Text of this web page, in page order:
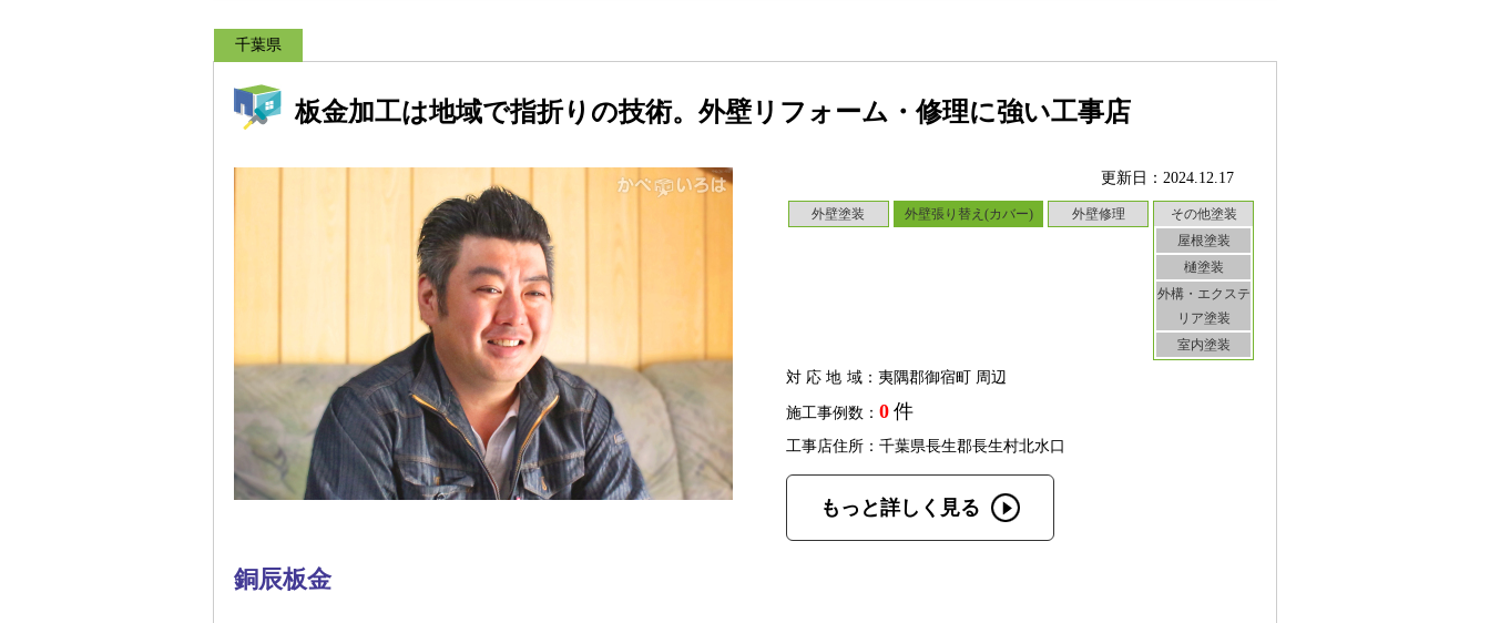
千葉県
板金加工は地域で指折りの技術。外壁リフォーム・修理に強い工事店
更新日：2024.12.17
外壁塗装 外壁張り替え(カバー) 外壁修理
その他塗装
屋根塗装
樋塗装
外構・エクステ
リア塗装
室内塗装
対応地域：夷隅郡御宿町 周辺
施工事例数： 0 件
工事店住所：千葉県長生郡長生村北水口
もっと詳しく見る
銅辰板金